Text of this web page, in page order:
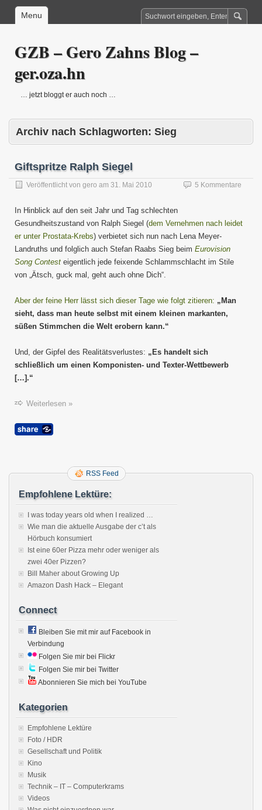
Menu
GZB – Gero Zahns Blog –
ger.oza.hn
… jetzt bloggt er auch noch …
Archiv nach Schlagworten: Sieg
Giftspritze Ralph Siegel
Veröffentlicht von gero am 31. Mai 2010 5 Kommentare
In Hinblick auf den seit Jahr und Tag schlechten
Gesundheitszustand von Ralph Siegel (dem Vernehmen nach leidet
er unter Prostata-Krebs) verbietet sich nun nach Lena Meyer-
Landruths und folglich auch Stefan Raabs Sieg beim Eurovision
Song Contest eigentlich jede feixende Schlammschlacht im Stile
von „Ätsch, guck mal, geht auch ohne Dich“.
Aber der feine Herr lässt sich dieser Tage wie folgt zitieren: „Man
sieht, dass man heute selbst mit einem kleinen markanten,
süßen Stimmchen die Welt erobern kann.“
Und, der Gipfel des Realitätsverlustes: „Es handelt sich
schließlich um einen Komponisten- und Texter-Wettbewerb
[…].“
Weiterlesen »
RSS Feed
Empfohlene Lektüre:
I was today years old when I realized …
Wie man die aktuelle Ausgabe der c’t als
Hörbuch konsumiert
Ist eine 60er Pizza mehr oder weniger als
zwei 40er Pizzen?
Bill Maher about Growing Up
Amazon Dash Hack – Elegant
Connect
Bleiben Sie mit mir auf Facebook in
Verbindung
Folgen Sie mir bei Flickr
Folgen Sie mir bei Twitter
Abonnieren Sie mich bei YouTube
Kategorien
Empfohlene Lektüre
Foto / HDR
Gesellschaft und Politik
Kino
Musik
Technik – IT – Computerkrams
Videos